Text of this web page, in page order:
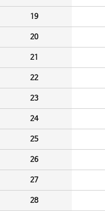
19
20
21
22
23
24
25
26
27
28